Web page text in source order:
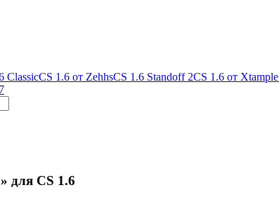
ClassicCS 1.6 от ZehhsCS 1.6 Standoff 2CS 1.6 от Xtample
для CS 1.6